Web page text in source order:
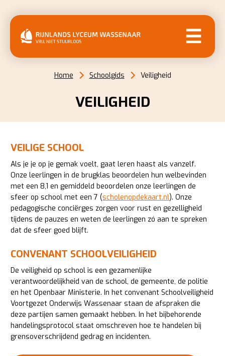
Home Schoolgids Veiligheid
VEILIGHEID
VEILIGE SCHOOL
Als je je op je gemak voelt, gaat leren haast als vanzelf.
Onze leerlingen in de brugklas beoordelen hun welbevinden
met een 8,1 en gemiddeld beoordelen onze leerlingen de
sfeer op school met een 7 (scholenopdekaart.nl). Onze
pedagogische conciërges zorgen voor rust en gezelligheid
tijdens de pauzes en weten de leerlingen zó aan te spreken
dat de sfeer goed blijft.
CONVENANT SCHOOLVEILIGHEID
De veiligheid op school is een gezamenlijke
verantwoordelijkheid van de school, de gemeente, de politie
en het Openbaar Ministerie. In het convenant Schoolveiligheid
Voortgezet Onderwijs Wassenaar staan de afspraken die
deze partijen samen gemaakt hebben. In het bijbehorende
handelingsprotocol staat omschreven hoe te handelen bij
grensoverschrijdend gedrag en incidenten.